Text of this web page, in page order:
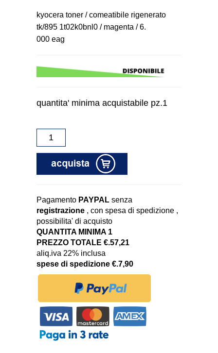
kyocera toner / comeatibile rigenerato
tk/895 1t02k0bnl0 / magenta / 6.
000 eag
quantita' minima acquistabile pz.1
Pagamento PAYPAL senza
registrazione , con spesa di spedizione ,
possibilita' di acquisto
QUANTITA MINIMA 1
PREZZO TOTALE €.57,21
aliq.iva 22% inclusa
spese di spedizione €.7,90